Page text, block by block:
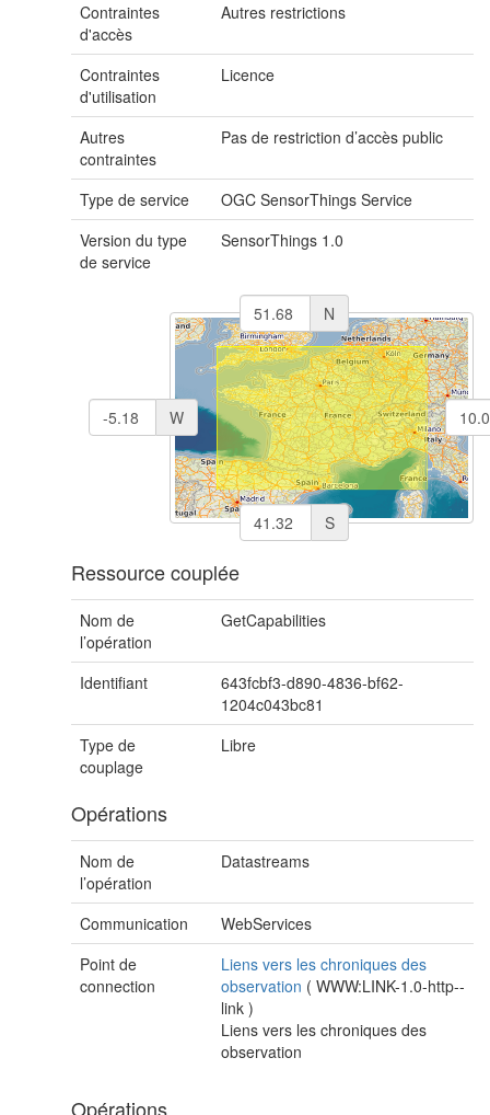
Contraintes
d'accès
Autres restrictions
Contraintes
d'utilisation
Licence
Autres
contraintes
Pas de restriction d’accès public
Type de service
OGC SensorThings Service
Version du type
de service
SensorThings 1.0
N
S
W
Ressource couplée
Nom de
l’opération
GetCapabilities
Identifiant
643fcbf3-d890-4836-bf62-
1204c043bc81
Type de
couplage
Libre
Opérations
Nom de
l’opération
Datastreams
Communication
WebServices
Point de
connection
Liens vers les chroniques des
observation ( WWW:LINK-1.0-http--
link )
Liens vers les chroniques des
observation
Opérations